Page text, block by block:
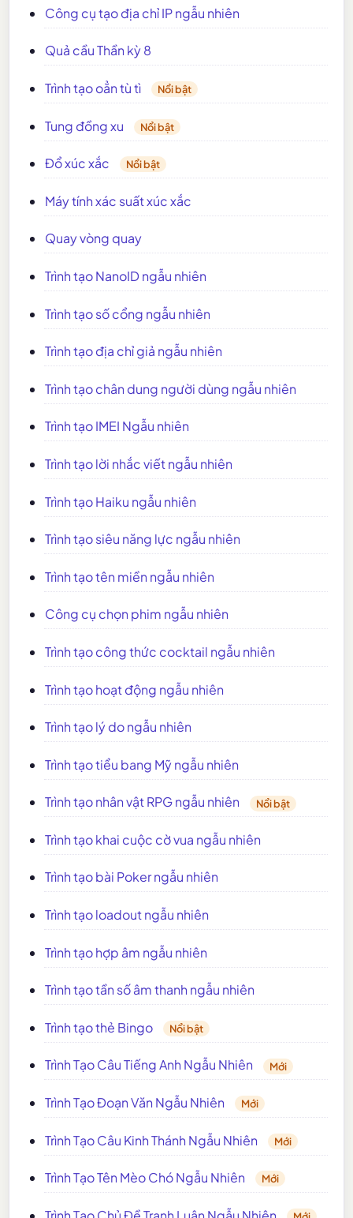
Công cụ tạo địa chỉ IP ngẫu nhiên
Quả cầu Thần kỳ 8
Trình tạo oẳn tù tì Nổi bật
Tung đồng xu Nổi bật
Đổ xúc xắc Nổi bật
Máy tính xác suất xúc xắc
Quay vòng quay
Trình tạo NanoID ngẫu nhiên
Trình tạo số cổng ngẫu nhiên
Trình tạo địa chỉ giả ngẫu nhiên
Trình tạo chân dung người dùng ngẫu nhiên
Trình tạo IMEI Ngẫu nhiên
Trình tạo lời nhắc viết ngẫu nhiên
Trình tạo Haiku ngẫu nhiên
Trình tạo siêu năng lực ngẫu nhiên
Trình tạo tên miền ngẫu nhiên
Công cụ chọn phim ngẫu nhiên
Trình tạo công thức cocktail ngẫu nhiên
Trình tạo hoạt động ngẫu nhiên
Trình tạo lý do ngẫu nhiên
Trình tạo tiểu bang Mỹ ngẫu nhiên
Trình tạo nhân vật RPG ngẫu nhiên Nổi bật
Trình tạo khai cuộc cờ vua ngẫu nhiên
Trình tạo bài Poker ngẫu nhiên
Trình tạo loadout ngẫu nhiên
Trình tạo hợp âm ngẫu nhiên
Trình tạo tần số âm thanh ngẫu nhiên
Trình tạo thẻ Bingo Nổi bật
Trình Tạo Câu Tiếng Anh Ngẫu Nhiên Mới
Trình Tạo Đoạn Văn Ngẫu Nhiên Mới
Trình Tạo Câu Kinh Thánh Ngẫu Nhiên Mới
Trình Tạo Tên Mèo Chó Ngẫu Nhiên Mới